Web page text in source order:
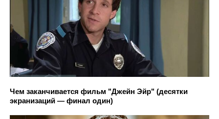
Чем заканчивается фильм "Джейн Эйр" (десятки
экранизаций — финал один)